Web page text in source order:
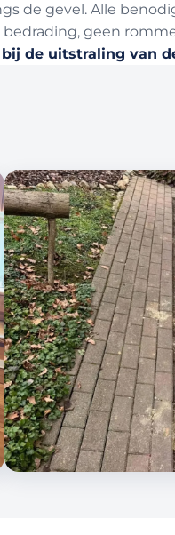
de gevel. Alle
geen
de uitstraling van